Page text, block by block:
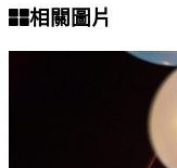
相關圖片